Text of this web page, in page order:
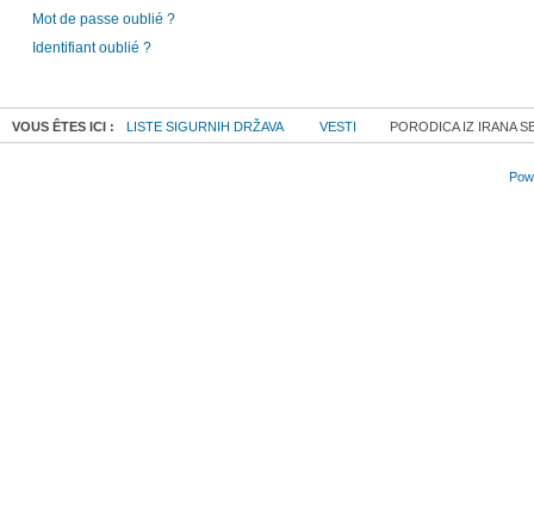
Mot de passe oublié ?
Identifiant oublié ?
VOUS ÊTES ICI : LISTE SIGURNIH DRŽAVA VESTI PORODICA IZ IRANA